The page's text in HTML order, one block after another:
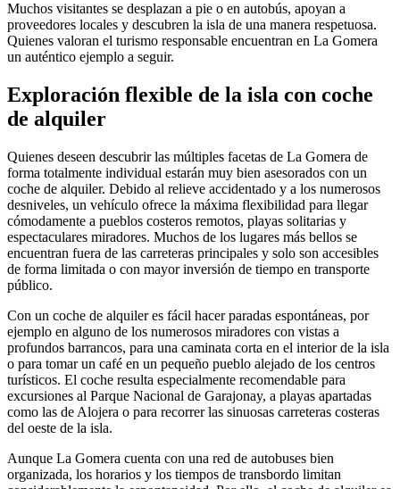
Muchos visitantes se desplazan a pie o en autobús, apoyan a
proveedores locales y descubren la isla de una manera respetuosa.
Quienes valoran el turismo responsable encuentran en La Gomera
un auténtico ejemplo a seguir.
Exploración flexible de la isla con coche
de alquiler
Quienes deseen descubrir las múltiples facetas de La Gomera de
forma totalmente individual estarán muy bien asesorados con un
coche de alquiler. Debido al relieve accidentado y a los numerosos
desniveles, un vehículo ofrece la máxima flexibilidad para llegar
cómodamente a pueblos costeros remotos, playas solitarias y
espectaculares miradores. Muchos de los lugares más bellos se
encuentran fuera de las carreteras principales y solo son accesibles
de forma limitada o con mayor inversión de tiempo en transporte
público.
Con un coche de alquiler es fácil hacer paradas espontáneas, por
ejemplo en alguno de los numerosos miradores con vistas a
profundos barrancos, para una caminata corta en el interior de la isla
o para tomar un café en un pequeño pueblo alejado de los centros
turísticos. El coche resulta especialmente recomendable para
excursiones al Parque Nacional de Garajonay, a playas apartadas
como las de Alojera o para recorrer las sinuosas carreteras costeras
del oeste de la isla.
Aunque La Gomera cuenta con una red de autobuses bien
organizada, los horarios y los tiempos de transbordo limitan